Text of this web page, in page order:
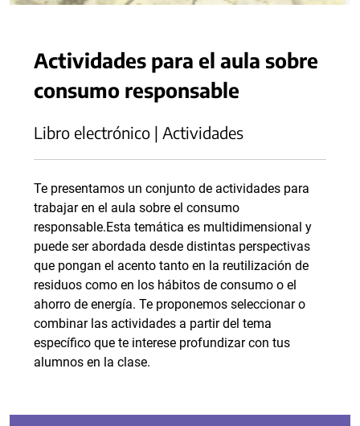
Actividades para el aula sobre
consumo responsable
Libro electrónico | Actividades
Te presentamos un conjunto de actividades para
trabajar en el aula sobre el consumo
responsable.Esta temática es multidimensional y
puede ser abordada desde distintas perspectivas
que pongan el acento tanto en la reutilización de
residuos como en los hábitos de consumo o el
ahorro de energía. Te proponemos seleccionar o
combinar las actividades a partir del tema
específico que te interese profundizar con tus
alumnos en la clase.